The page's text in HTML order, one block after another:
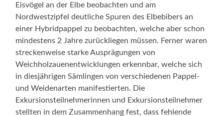
Eisvögel an der Elbe beobachten und am
Nordwestzipfel deutliche Spuren des Elbebibers an
einer Hybridpappel zu beobachten, welche aber schon
mindestens 2 Jahre zurückliegen müssen. Ferner waren
streckenweise starke Ausprägungen von
Weichholzauenentwicklungen erkennbar, welche sich
in diesjährigen Sämlingen von verschiedenen Pappel-
und Weidenarten manifestierten. Die
Exkursionsteilnehmerinnen und Exkursionsteilnehmer
stellten in dem Zusammenhang fest, dass fehlende